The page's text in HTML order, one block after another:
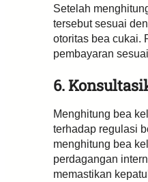
Setelah
tersebut sesuai
otoritas bea cukai.
pembayaran
6.
Menghitung bea
terhadap regulasi
menghitung bea
perdagangan
memastikan